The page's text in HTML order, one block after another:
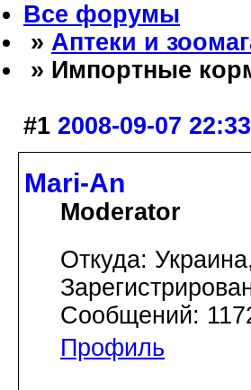
Все форумы
» Аптеки и
» Импортные
#1 2008-09-07
Mari-An
Moderator
Откуда:
Сообщений:
Профиль